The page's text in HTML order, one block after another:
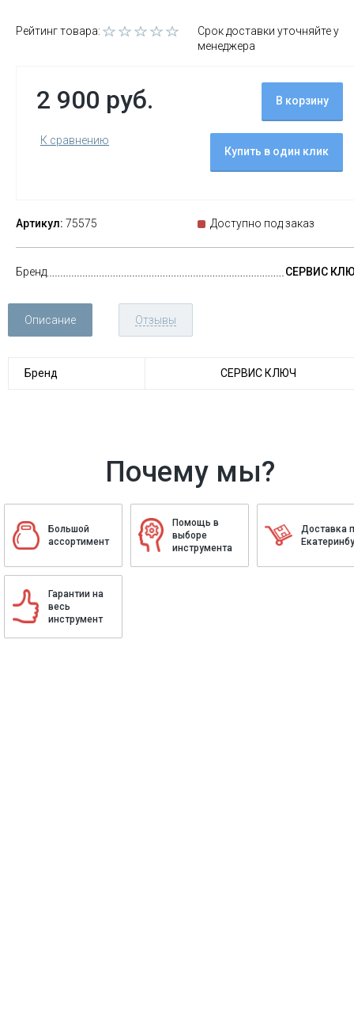
Рейтинг товара:
Срок доставки уточняйте у
менеджера
2 900 руб.
К сравнению
В корзину
Купить в один клик
Артикул: 75575 Доступно под заказ
СЕРВИС
Бренд
Описание Отзывы
Бренд СЕРВИС КЛЮЧ
Почему мы?
Большой
ассортимент
Помощь в
выборе
инструмента
Доставка
Гарантии на
весь
инструмент